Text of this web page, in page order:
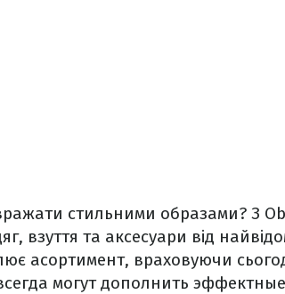
стильними образами? З
взуття та аксесуари від
асортимент, враховуючи
могут дополнить